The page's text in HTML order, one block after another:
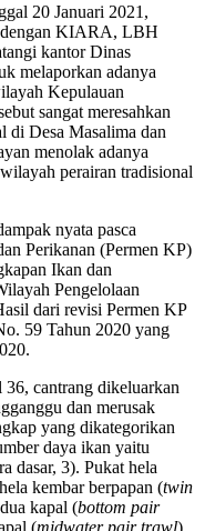
20 Januari 2021,
dengan KIARA, LBH
kantor Dinas
melaporkan adanya
Kepulauan
sangat meresahkan
di Desa Masalima dan
menolak adanya
perairan tradisional
nyata pasca
Perikanan (Permen KP)
Ikan dan
Pengelolaan
dari revisi Permen KP
59 Tahun 2020 yang
36, cantrang dikeluarkan
dan merusak
yang dikategorikan
daya ikan yaitu
dasar, 3). Pukat hela
kembar berpapan (twin
kapal (bottom pair
(midwater pair trawl),